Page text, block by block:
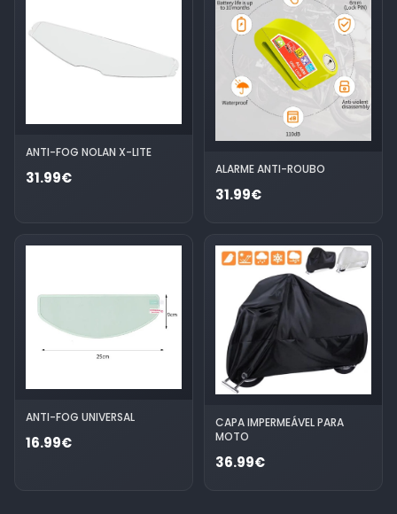
ANTI-FOG NOLAN X-LITE
31.99€ ALARME ANTI-ROUBO
31.99€
ANTI-FOG UNIVERSAL
16.99€
CAPA IMPERMEÁVEL PARA
MOTO
36.99€